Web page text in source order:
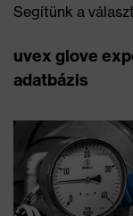
Segítünk a
uvex glove
adatbázis